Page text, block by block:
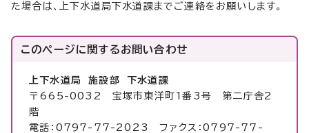
た場合は、上下水道局下水道課までご連絡をお願いします。
このページに関するお問い合わせ
上下水道局 施設部 下水道課
〒665-0032 宝塚市東洋町1番3号 第二庁舎2
階
電話：0797-77-2023 ファクス：0797-77-